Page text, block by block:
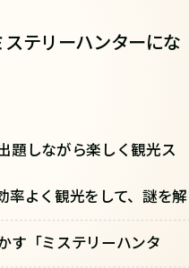
テリーハンターにな
題しながら楽しく観光ス
率よく観光をして、謎を解
す「ミステリーハンタ